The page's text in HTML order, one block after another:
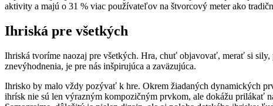
aktivity a majú o 31 % viac používateľov na štvorcový meter ako
Ihriská pre všetkých
Ihriská tvoríme naozaj pre všetkých. Hra, chuť objavovať, merať si
znevýhodnenia, je pre nás inšpirujúca a zaväzujúca.
Ihrisko by malo vždy pozývať k hre. Okrem žiadaných dynamických
ihrísk nie sú len výrazným kompozičným prvkom, ale dokážu prilákať